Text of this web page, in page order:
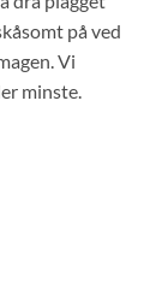
på ved
Vi
minste.